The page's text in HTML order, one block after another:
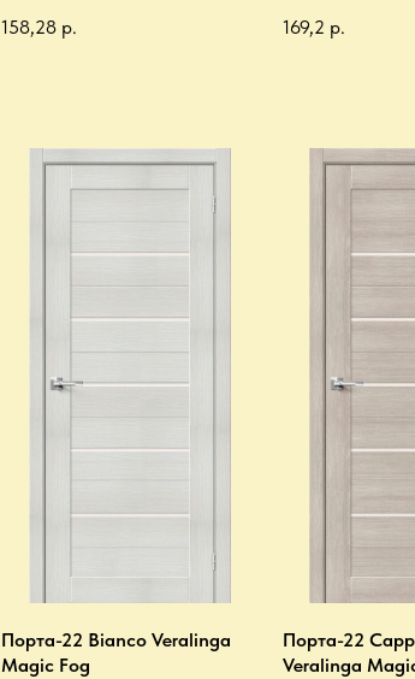
158,28 р.
169,2 р.
Порта-22 Bianco Veralinga
Magic Fog
Порта-22
Veralinga